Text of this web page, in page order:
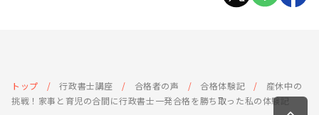
トップ 行政書士講座 合格者の声 合格体験記
産休中の
挑戦！家事と育児の合間に行政書士一発合格を勝ち取った私の体験記